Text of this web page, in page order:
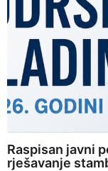
Raspisan javni
rješavanje